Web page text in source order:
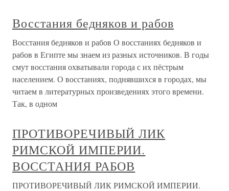
Восстания бедняков и рабов
Восстания бедняков и рабов О восстаниях бедняков и
рабов в Египте мы знаем из разных источников. В годы
смут восстания охватывали города с их пёстрым
населением. О восстаниях, поднявшихся в городах, мы
читаем в литературных произведениях этого времени.
Так, в одном
ПРОТИВОРЕЧИВЫЙ ЛИК
РИМСКОЙ ИМПЕРИИ.
ВОССТАНИЯ РАБОВ
ПРОТИВОРЕЧИВЫЙ ЛИК РИМСКОЙ ИМПЕРИИ.